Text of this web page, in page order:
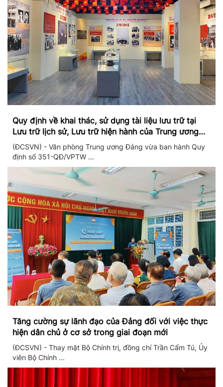
Quy định về khai thác, sử dụng tài liệu lưu trữ tại
Lưu trữ lịch sử, Lưu trữ hiện hành của Trung ương
Đảng và Văn phòng Trung ương Đảng
(ĐCSVN) - Văn phòng Trung ương Đảng vừa ban hành Quy
định số 351-QĐ/VPTW ...
Tăng cường sự lãnh đạo của Đảng đối với việc thực
hiện dân chủ ở cơ sở trong giai đoạn mới
(ĐCSVN) - Thay mặt Bộ Chính trị, đồng chí Trần Cẩm Tú, Ủy
viên Bộ Chính ...